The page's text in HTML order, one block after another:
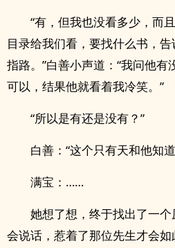
“有，但我也没看多少，而
目录给我们看，要找什么书，
指路。”白善小声道：“我问他
可以，结果他就看着我冷笑。”
“所以是有还是没有？”
白善：“这个只有天和他知
满宝：……
她想了想，终于找出了一
会说话，惹着了那位先生才会